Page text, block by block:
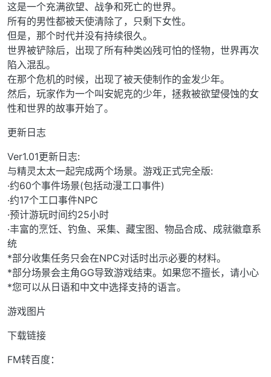
这是一个充满欲望、战争和死亡的世界。
所有的男性都被天使清除了，只剩下女性。
但是，那个时代并没有持续很久。
世界被铲除后，出现了所有种类凶残可怕的怪物，世界再次
陷入混乱。
在那个危机的时候，出现了被天使制作的金发少年。
然后，玩家作为一个叫安妮克的少年，拯救被欲望侵蚀的女
性和世界的故事开始了。
更新日志
Ver1.01更新日志:
与精灵太太一起完成两个场景。游戏正式完全版:
·约60个事件场景(包括动漫工口事件)
·约17个工口事件NPC
·预计游玩时间约25小时
·丰富的烹饪、钓鱼、采集、藏宝图、物品合成、成就徽章系
统
*部分收集任务只会在NPC对话时出示必要的材料。
*部分场景会主角GG导致游戏结束。如果您不擅长，请小心
*您可以从日语和中文中选择支持的语言。
游戏图片
下载链接
FM转百度：